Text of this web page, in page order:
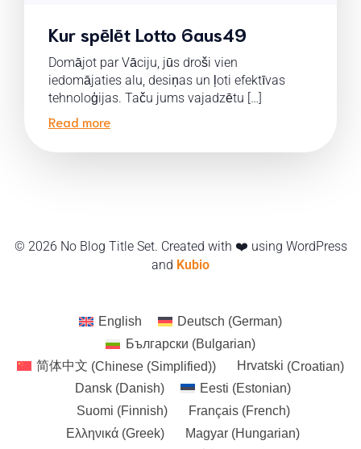
Kur spēlēt Lotto 6aus49
Domājot par Vāciju, jūs droši vien
iedomājaties alu, desiņas un ļoti efektīvas
tehnoloģijas. Taču jums vajadzētu […]
Read more
© 2026 No Blog Title Set. Created with ❤️ using WordPress
and Kubio
English Deutsch (German)
Български (Bulgarian)
简体中文 (Chinese (Simplified)) Hrvatski (Croatian)
Dansk (Danish) Eesti (Estonian)
Suomi (Finnish) Français(French)
Ελληνικά (Greek) Magyar (Hungarian)